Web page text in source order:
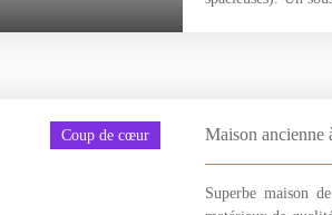
Coup de cœur Maison ancienne
Superbe maison